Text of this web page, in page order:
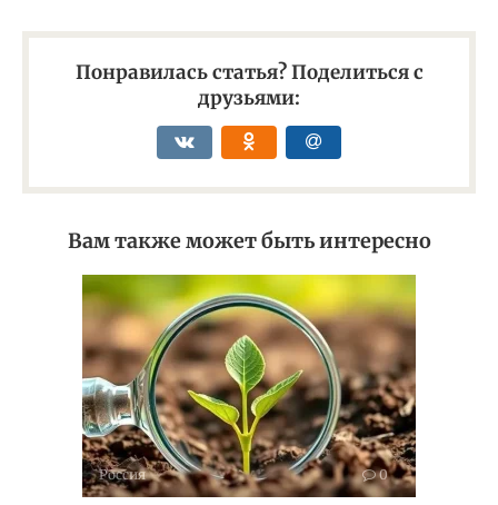
Понравилась статья? Поделиться с
друзьями:
Вам также может быть интересно
Россия 0